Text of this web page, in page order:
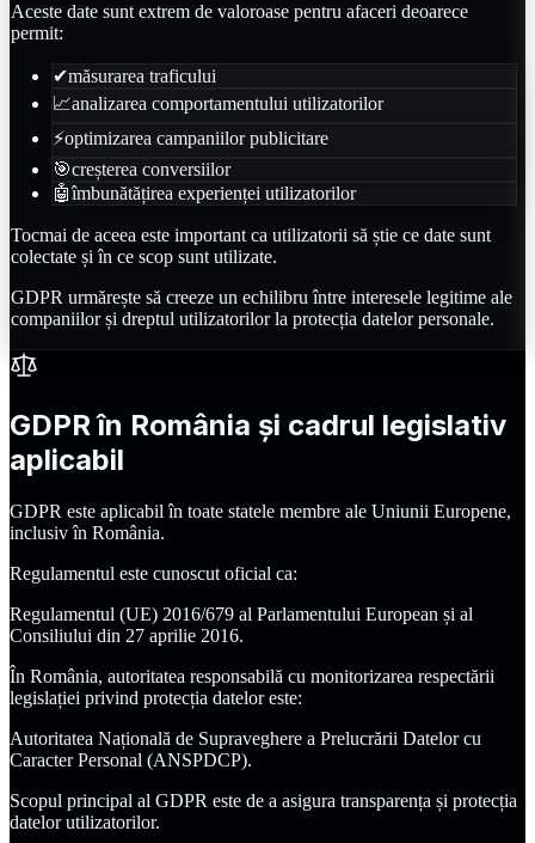
Aceste date sunt extrem de valoroase pentru afaceri deoarece
permit:
✔măsurarea traficului
📈analizarea comportamentului utilizatorilor
⚡optimizarea campaniilor publicitare
🎯creșterea conversiilor
🤖îmbunătățirea experienței utilizatorilor
Tocmai de aceea este important ca utilizatorii să știe ce date sunt
colectate și în ce scop sunt utilizate.
GDPR urmărește să creeze un echilibru între interesele legitime ale
companiilor și dreptul utilizatorilor la protecția datelor personale.
GDPR în România și cadrul legislativ
aplicabil
GDPR este aplicabil în toate statele membre ale Uniunii Europene,
inclusiv în România.
Regulamentul este cunoscut oficial ca:
Regulamentul (UE) 2016/679 al Parlamentului European și al
Consiliului din 27 aprilie 2016.
În România, autoritatea responsabilă cu monitorizarea respectării
legislației privind protecția datelor este:
Autoritatea Națională de Supraveghere a Prelucrării Datelor cu
Caracter Personal (ANSPDCP).
Scopul principal al GDPR este de a asigura transparența și protecția
datelor utilizatorilor.